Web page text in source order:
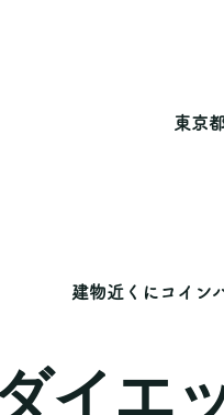
東京
建物近くにコイン
ダイエ